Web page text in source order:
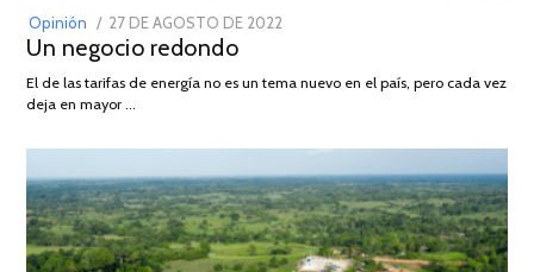
Opinión
POSTED
ON
27 DE AGOSTO DE 2022
DE
Un negocio redondo
El de las tarifas de energía no es un tema nuevo en el país, pero cada vez
deja en mayor …